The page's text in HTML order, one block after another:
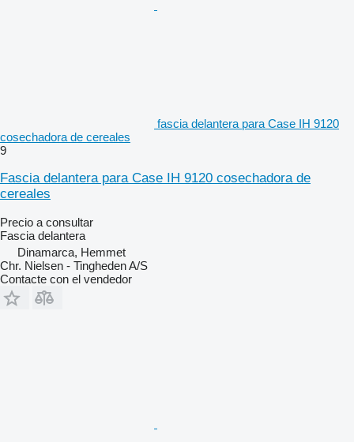
fascia delantera para Case IH 9120
cosechadora de cereales
9
Fascia delantera para Case IH 9120 cosechadora de
cereales
Precio a consultar
Fascia delantera
Dinamarca, Hemmet
Chr. Nielsen - Tingheden A/S
Contacte con el vendedor